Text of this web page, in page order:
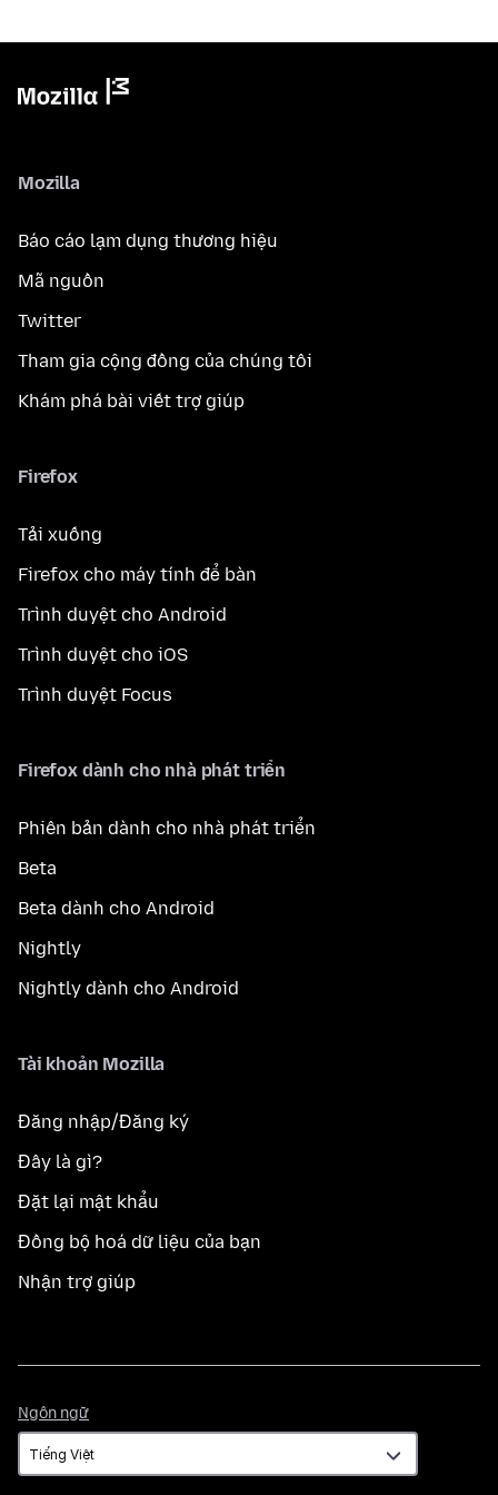
Mozilla
Báo cáo lạm dụng thương hiệu
Mã nguồn
Twitter
Tham gia cộng đồng của chúng tôi
Khám phá bài viết trợ giúp
Firefox
Tải xuống
Firefox cho máy tính để bàn
Trình duyệt cho Android
Trình duyệt cho iOS
Trình duyệt Focus
Firefox dành cho nhà phát triển
Phiên bản dành cho nhà phát triển
Beta
Beta dành cho Android
Nightly
Nightly dành cho Android
Tài khoản Mozilla
Đăng nhập/Đăng ký
Đây là gì?
Đặt lại mật khẩu
Đồng bộ hoá dữ liệu của bạn
Nhận trợ giúp
Ngôn ngữ
ngữ